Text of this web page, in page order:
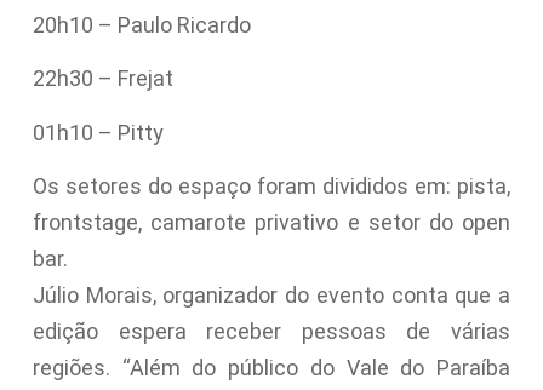
20h10 – Paulo Ricardo
22h30 – Frejat
01h10 – Pitty
Os setores do espaço foram divididos em: pista,
frontstage, camarote privativo e setor do open
bar.
Júlio Morais, organizador do evento conta que a
edição espera receber pessoas de várias
regiões. “Além do público do Vale do Paraíba